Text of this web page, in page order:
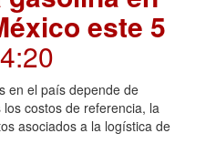
este 5
en el país depende de
costos de referencia, la
asociados a la logística de